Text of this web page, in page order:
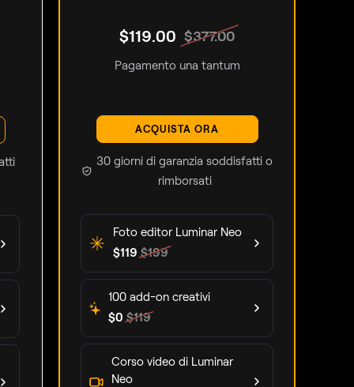
$119.00 $377.00
Pagamento una tantum
ACQUISTA ORA
30 giorni di garanzia soddisfatti o
rimborsati
Foto editor Luminar Neo
$119 $199
100 add-on creativi
$0 $119
Corso video di Luminar
Neo